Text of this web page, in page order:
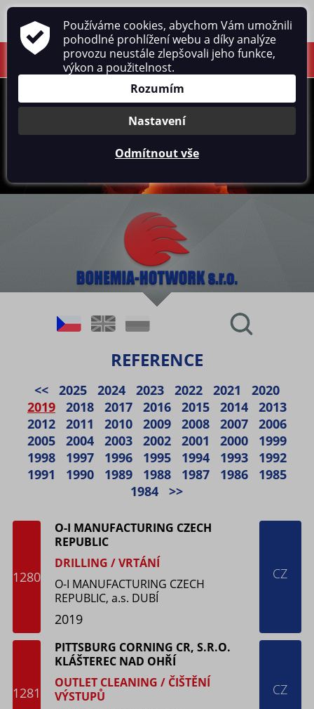
REFERENCE
<< 2025 2024 2023 2022 2021
2020
2019
2018 2017 2016 2015 2014
2013
2012
2011 2010 2009 2008 2007
2006
2005
2004 2003 2002 2001 2000
1999
1998
1997 1996 1995 1994 1993
1992
1991
1990 1989 1988 1987 1986
1985
1984
>>
1280
O-I MANUFACTURING CZECH
REPUBLIC
DRILLING / VRTÁNÍ
O-I MANUFACTURING CZECH
REPUBLIC, a.s. DUBÍ
2019
CZ
1281
PITTSBURG CORNING CR, S.R.O.
KLÁŠTEREC NAD OHŘÍ
OUTLET CLEANING / ČIŠTĚNÍ
VÝSTUPŮ
CZ
Používáme cookies, abychom Vám umožnili
pohodlné prohlížení webu a díky analýze
provozu neustále zlepšovali jeho funkce,
výkon a použitelnost.
Rozumím
Nastavení
Odmítnout vše